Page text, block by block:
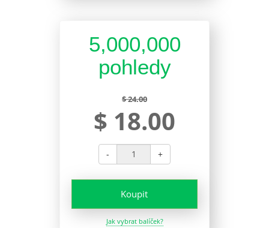
5,000,000
pohledy
$ 24.00
$ 18.00
- +
Koupit
Jak vybrat balíček?